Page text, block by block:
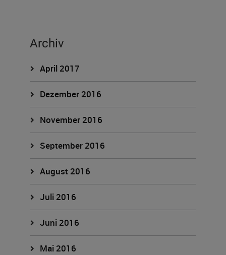
Archiv
April 2017
Dezember 2016
November 2016
September 2016
August 2016
Juli 2016
Juni 2016
Mai 2016